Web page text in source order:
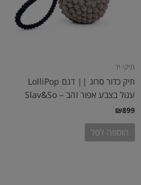
תיקי יד
תיק כדור סרוג || דגם LolliPop
עגול בצבע אפור זהב – Slav&So
₪899
הוספה לסל